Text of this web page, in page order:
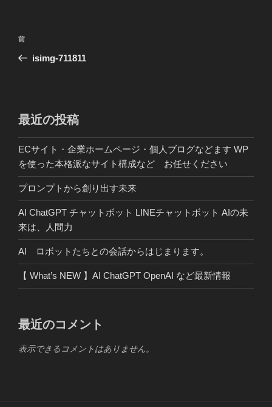
投
ナ
ー
シ
ョ
ン
前
の
前
isimg-711811
最近の投稿
ECサイト・企業ホームページ・個人ブログなどます WP
を使った本格派なサイト構成など お任せください
プロンプトから創り出す未来
AI ChatGPT チャットボット LINEチャットボット AIの未
来は、人間力
AI ロボットたちとの会話からはじまります。
【 What’s NEW 】AI ChatGPT OpenAI など最新情報
最近のコメント
表示できるコメントはありません。